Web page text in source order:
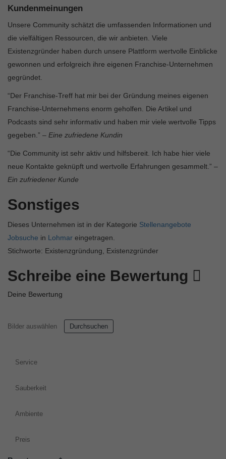
Kundenmeinungen
Unsere Community schätzt die umfassenden Informationen und
die vielfältigen Ressourcen, die wir anbieten. Viele
Existenzgründer haben durch unsere Plattform wertvolle Einblicke
gewonnen und erfolgreich ihre eigenen Franchise-Unternehmen
gegründet.
“Der Franchise-Treff hat mir bei der Gründung meines eigenen
Franchise-Unternehmens enorm geholfen. Die Artikel und
Podcasts sind sehr informativ und haben mir viele wertvolle Tipps
gegeben.” – Eine zufriedene Kundin
“Die Community ist sehr aktiv und hilfsbereit. Ich habe hier viele
neue Kontakte geknüpft und wertvolle Erfahrungen gesammelt.” –
Ein zufriedener Kunde
Sonstiges
Dieses Unternehmen ist in der Kategorie Stellenangebote
Jobsuche in Lohmar eingetragen.
Stichworte: Existenzgründung, Existenzgründer
Schreibe eine Bewertung
Deine Bewertung
Bilder auswählen Durchsuchen
Service
Sauberkeit
Ambiente
Preis